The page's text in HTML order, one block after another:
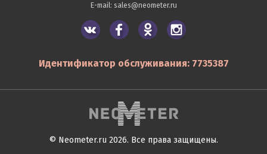
E-mail: sales@neometer.ru
Идентификатор обслуживания: 7735387
© Neometer.ru 2026. Все права защищены.